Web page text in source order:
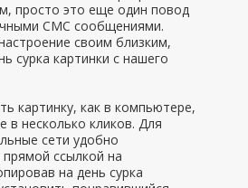
просто это еще один повод
СМС сообщениями.
своим близким,
сурка картинки с нашего
картинку, как в компьютере,
в несколько кликов. Для
сети удобно
ссылкой на
на день сурка